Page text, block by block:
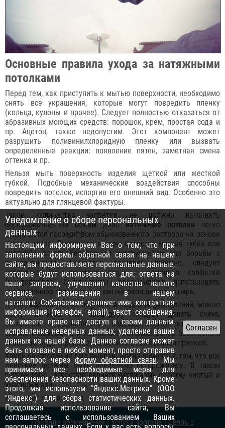
Основные правила ухода за натяжными
потолками
Перед тем, как приступить к мытью поверхности, необходимо
снять все украшения, которые могут повредить пленку
(кольца, кулоны и прочее). Следует полностью отказаться от
абразивных моющих средств: порошок, крем, простая сода и
пр. Ацетон, также недопустим. Этот компонент может
разрушить поливинилхлоридную пленку или вызвать
определенные реакции: появление пятен, заметная смена
оттенка и пр.
Нельзя мыть поверхность изделия щеткой или жесткой
губкой. Подобные механические воздействия способны
повредить потолок, испортив его внешний вид. Особенно это
актуально для глянцевой фактуры.
Такое количество запретов не должно вызывать
беспокойства. На самом деленатяжные потолки легко
отмываются посредством обыкновенного раствора на основе
воды и мыла. Смоченная в этом средстве мягкая губка или
тряпочка, станут безопасным инструментом для борьбы с
загрязнениями. Аккуратно протерев полотно, следует
избавиться от остатков воды с помощью салфетки
(микрофибра). Специалисты рекомендуют использовать
традиционное средство для мытья окон или нашатырь.
Чтобы избавиться от паутины и пылевых накоплений, можно
взять пылесос. Но процедуру следует делать очень
осторожно и медленно, не подводя инструмент слишком
близко к поверхности натяжного потолка. Более безопасным
способом будет применение веника с намотанной тряпкой.
Какой бы способ не был выбран, нужно помнить о том, что все
действия должны быть предельно осторожными. В таком
случае вы с легкостью вернете натяжному полотну чистый и
красивый вид.
Источник: stelya.net.ua
Правила размещения|Услуги портала|Связь с
Уведомление о сборе персональных
данных
Настоящим информируем Вас о том, что при
заполнении формы обратной связи на нашем
сайте, вы предоставляете персональные данные,
которые будут использоваться для: ответа на
ваши запросы, улучшения качества нашего
сервиса, размещения в нашем
каталоге. Собираемые данные: имя, контактная
информация (телефон, email), текст сообщения.
Вы имеете право на: доступ к своим данным,
исправление неверных данных, удаление ваших
данных из нашей базы. Данное согласие может
быть отозвано в любой момент, просто отправив
нам запрос через форму обратной связи. Мы
принимаем все необходимые меры для
обеспечения безопасности ваших данных. Кроме
этого, мы используем "Яндекс.Метрика" (ООО
"Яндекс") для сбора статистических данных.
Продолжая использование сайта, Вы
соглашаетесь с использованием Ваших